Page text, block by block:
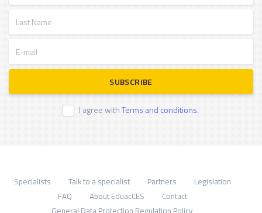
SUBSCRIBE
I agree withTerms and conditions.
Specialists Talk to a specialist Partners
Legislation
FAQ
About EduacCES
Contact
General Data Protection Regulation Policy